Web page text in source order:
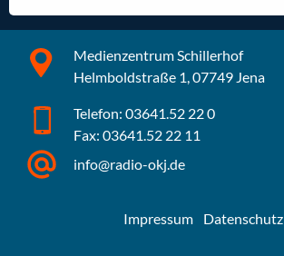
Medienzentrum Schillerhof
Helmboldstraße 1, 07749 Jena
Telefon: 03641.52 22 0
Fax: 03641.52 22 11
info@radio-okj.de
Impressum Datenschutz